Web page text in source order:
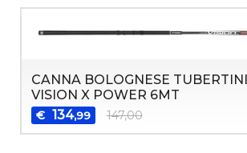
CANNA BOLOGNESE
VISION X POWER 6MT
€ 134,99 147,00